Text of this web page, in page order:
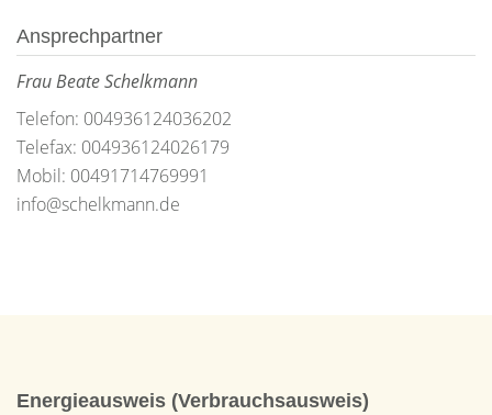
Ansprechpartner
Frau Beate Schelkmann
Telefon: 004936124036202
Telefax: 004936124026179
Mobil: 00491714769991
info@schelkmann.de
Energieausweis (Verbrauchsausweis)